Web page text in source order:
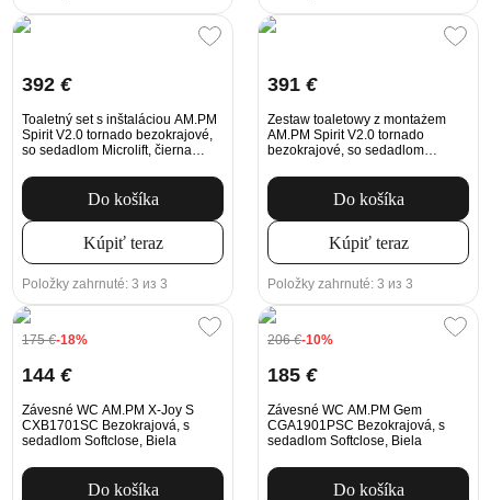
392 €
Toaletný set s inštaláciou AM.PM
Spirit V2.0 tornado bezokrajové,
so sedadlom Microlift, čierna
splachovanie
Do košíka
Kúpiť teraz
Položky zahrnuté: 3 из 3
391 €
Zestaw toaletowy z montażem
AM.PM Spirit V2.0 tornado
bezokrajové, so sedadlom
tlačidlo na splachovanie
Do košíka
Kúpiť teraz
Položky zahrnuté: 3 из 3
175€-18%
144 €
Závesné WC AM.PM X-Joy S
CXB1701SC Bezokrajová, s
sedadlom Softclose, Biela
Do košíka
206€-10%
185 €
Závesné WC AM.PM Gem
CGA1901PSC Bezokrajová, s
sedadlom Softclose, Biela
Do košíka